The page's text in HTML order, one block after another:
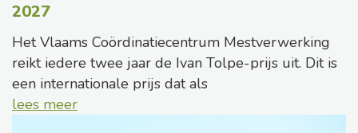
2027
Het Vlaams Coördinatiecentrum Mestverwerking
reikt iedere twee jaar de Ivan Tolpe-prijs uit. Dit is
een internationale prijs dat als
lees meer